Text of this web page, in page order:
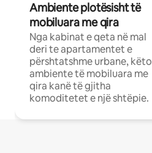
Ambiente plotësisht të
mobiluara me qira
Nga kabinat e qeta në mal
deri te apartamentet e
përshtatshme urbane, këto
ambiente të mobiluara me
qira kanë të gjitha
komoditetet e një shtëpie.